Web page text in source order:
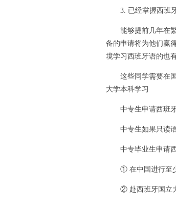
3. 已经掌握西班牙
能够提前几年在繁
备的申请将为他们赢
境学习西班牙语的也
这些同学需要在国
大学本科学习
中专生申请西班牙
中专生如果只读语
中专毕业生申请西
① 在中国进行至少
② 赴西班牙国立大